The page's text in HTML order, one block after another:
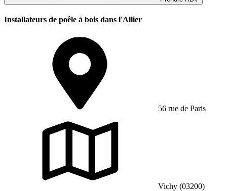
Installateurs de poêle à bois dans l'Allier
56 rue de Paris
Vichy (03200)